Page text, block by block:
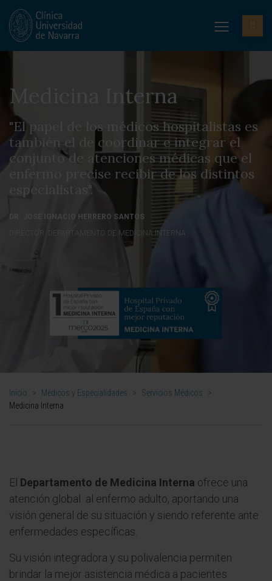
Medicina Interna
"El papel de los médicos hospitalistas es
también el de coordinar e integrar el
conjunto de atenciones médicas que el
enfermo precise recibir de los distintos
especialistas".
DR. JOSÉ IGNACIO HERRERO SANTOS
DIRECTOR. DEPARTAMENTO DE MEDICINA INTERNA
Inicio > Médicos y Especialidades > Servicios Médicos
>
Medicina Interna
El Departamento de Medicina Interna ofrece una
atención global al enfermo adulto, aportando una
visión general de su situación y siendo referente ante
enfermedades específicas.
Su visión integradora y su polivalencia permiten
brindar la mejor asistencia médica a pacientes